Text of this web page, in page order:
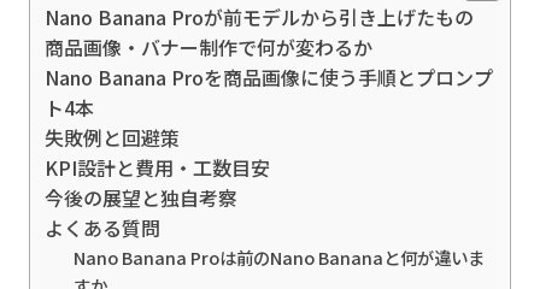
Nano Banana Proが前モデルから引き上げたもの
商品画像・バナー制作で何が変わるか
Nano Banana Proを商品画像に使う手順とプロンプ
ト4本
失敗例と回避策
KPI設計と費用・工数目安
今後の展望と独自考察
よくある質問
Nano Banana Proは前のNano Bananaと何が違いま